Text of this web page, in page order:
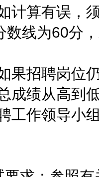
计算有误，
数线为60分
招聘岗位仍
成绩从高到
工作领导小